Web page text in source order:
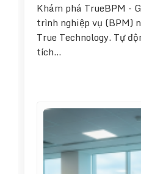
Khám phá TrueBPM -
trình nghiệp vụ (BPM)
True Technology. Tự
tích…